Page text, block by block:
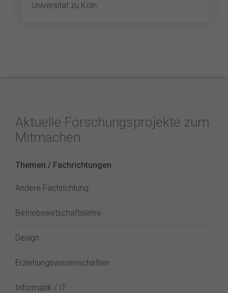
Universität zu Köln
Aktuelle Forschungsprojekte zum
Mitmachen
Themen / Fachrichtungen
Andere Fachrichtung
Betriebswirtschaftslehre
Design
Erziehungswissenschaften
Informatik / IT